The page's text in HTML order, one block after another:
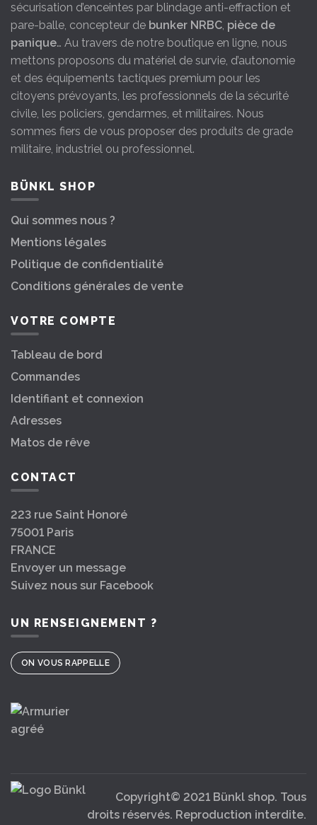
sécurisation d’enceintes par blindage anti-effraction et
pare-balle, concepteur de bunker NRBC, pièce de
panique… Au travers de notre boutique en ligne, nous
mettons proposons du matériel de survie, d’autonomie
et des équipements tactiques premium pour les
citoyens prévoyants, les professionnels de la sécurité
civile, les policiers, gendarmes, et militaires. Nous
sommes fiers de vous proposer des produits de grade
militaire, industriel ou professionnel.
BÜNKL SHOP
Qui sommes nous ?
Mentions légales
Politique de confidentialité
Conditions générales de vente
VOTRE COMPTE
Tableau de bord
Commandes
Identifiant et connexion
Adresses
Matos de rêve
CONTACT
223 rue Saint Honoré
75001 Paris
FRANCE
Envoyer un message
Suivez nous sur Facebook
UN RENSEIGNEMENT ?
ON VOUS RAPPELLE
Copyright© 2021 Bünkl shop. Tous
droits réservés. Reproduction interdite.